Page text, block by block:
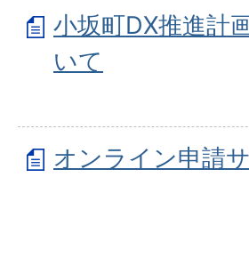
小坂町DX推進計
いて
オンライン申請